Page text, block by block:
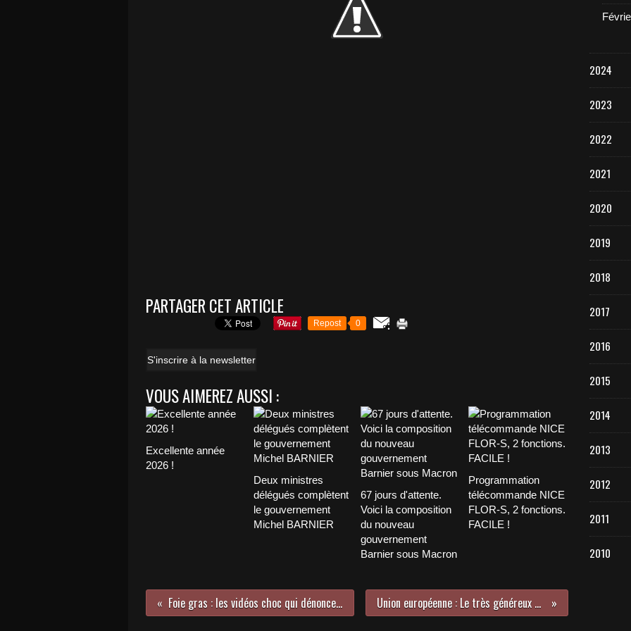
PARTAGER CET ARTICLE
Repost 0
S'inscrire à la newsletter
VOUS AIMEREZ AUSSI :
Excellente année
2026 !
Deux ministres
délégués complètent
le gouvernement
Michel BARNIER
67 jours d'attente.
Voici la composition
du nouveau
gouvernement
Barnier sous Macron
Programmation
télécommande NICE
FLOR-S, 2 fonctions.
FACILE !
Foie gras : les vidéos choc qui dénoncent les souffrances des canards. A quelques jours de Noël, période... Union européenne : Le très généreux père Noël des eurocrates Les 55.000 fonctionnaires travaillant ...
2024
2023
2022
2021
2020
2019
2018
2017
2016
2015
2014
2013
2012
2011
2010